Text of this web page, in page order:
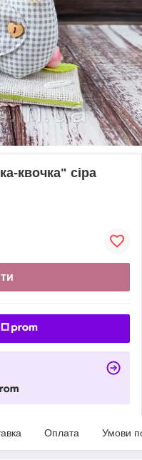
квочка" сіра
Оплата Умови